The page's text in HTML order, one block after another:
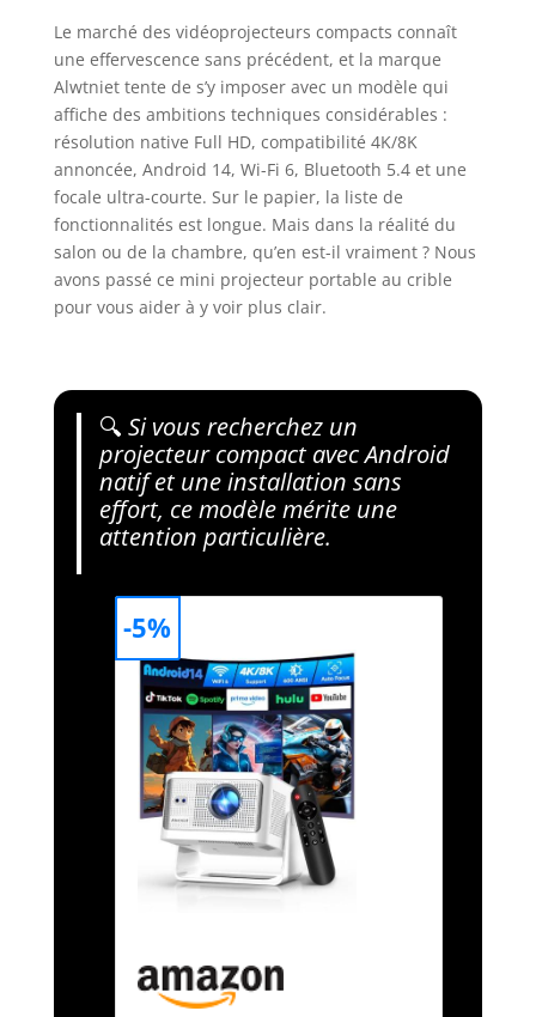
Le marché des vidéoprojecteurs compacts connaît
une effervescence sans précédent, et la marque
Alwtniet tente de s’y imposer avec un modèle qui
affiche des ambitions techniques considérables :
résolution native Full HD, compatibilité 4K/8K
annoncée, Android 14, Wi-Fi 6, Bluetooth 5.4 et une
focale ultra-courte. Sur le papier, la liste de
fonctionnalités est longue. Mais dans la réalité du
salon ou de la chambre, qu’en est-il vraiment ? Nous
avons passé ce mini projecteur portable au crible
pour vous aider à y voir plus clair.
🔍 Si vous recherchez un
projecteur compact avec Android
natif et une installation sans
effort, ce modèle mérite une
attention particulière.
-5%